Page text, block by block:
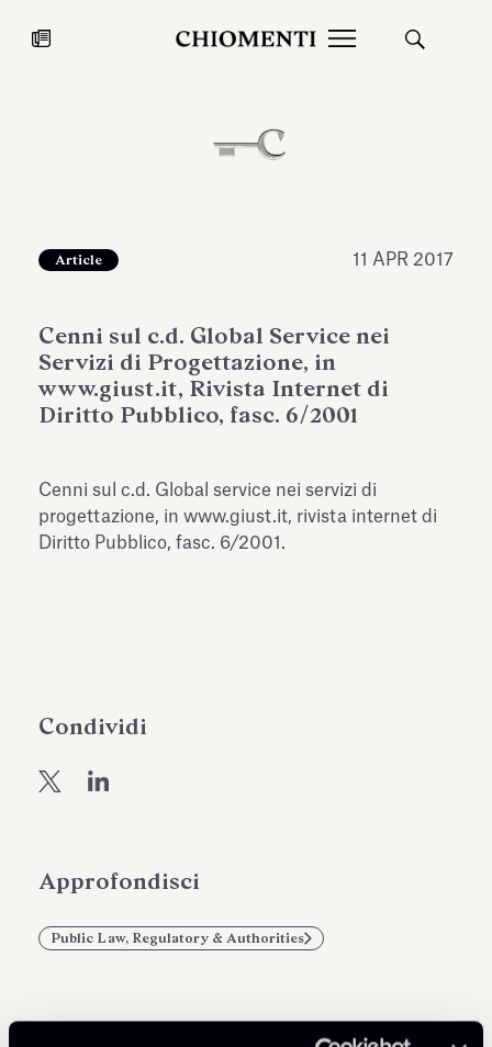
27 LUG 2026
ampliando gli spazi espositivi
dell’Antiquarium di Villa Albani
Torlonia
Leggi tutto
Approfondisci
Public Law, Regulatory & Authorities
Article 11 APR 2017
Cenni sul c.d. Global Service nei
Servizi di Progettazione, in
www.giust.it, Rivista Internet di
Diritto Pubblico, fasc. 6/2001
Cenni sul c.d. Global service nei servizi di
progettazione, in www.giust.it, rivista internet di
Diritto Pubblico, fasc. 6/2001.
Condividi